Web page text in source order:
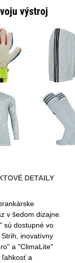
výstroj
DETAILY
v šedom dizajne.
sú dostupné vo
inovatívny
a "ClimaLite"
ľahkosť a